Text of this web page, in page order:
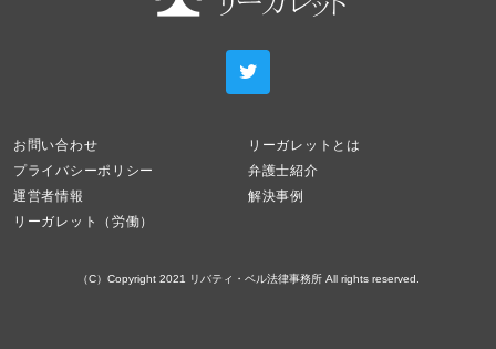
お問い合わせ
リーガレットとは
プライバシーポリシー
弁護士紹介
運営者情報
解決事例
リーガレット（労働）
（C）Copyright 2021 リバティ・ベル法律事務所 All rights reserved.